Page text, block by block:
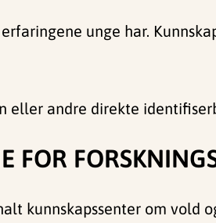
unge har.
eller andre direkte
FOR
kunnskapssenter om vold